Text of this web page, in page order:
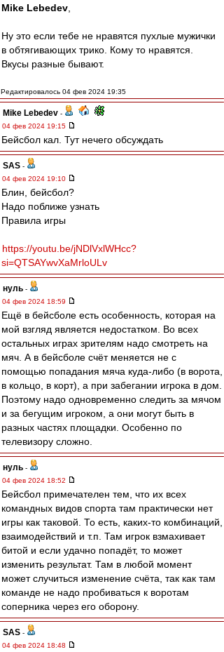
Mike Lebedev
Ну это если тебе не нравятся пухлые мужички
в обтягивающих трико. Кому то нравятся.
Вкусы разные бывают.
Редактировалось 04 фев 2024 19:35
Mike Lebedev -
04 фев 2024 19:15
Бейсбол кал. Тут нечего обсуждать
SAS -
04 фев 2024 19:10
Блин, бейсбол?
Надо поближе узнать
Правила игры
https://youtu.be/jNDlVxlWHcc?
si=QTSAYwvXaMrloULv
нуль -
04 фев 2024 18:59
Ещё в бейсболе есть особенность, которая на
мой взгляд является недостатком. Во всех
остальных играх зрителям надо смотреть на
мяч. А в бейсболе счёт меняется не с
помощью попадания мяча куда-либо (в ворота,
в кольцо, в корт), а при забегании игрока в дом.
Поэтому надо одновременно следить за мячом
и за бегущим игроком, а они могут быть в
разных частях площадки. Особенно по
телевизору сложно.
нуль -
04 фев 2024 18:52
Бейсбол примечателен тем, что их всех
командных видов спорта там практически нет
игры как таковой. То есть, каких-то комбинаций,
взаимодействий и т.п. Там игрок взмахивает
битой и если удачно попадёт, то может
изменить результат. Там в любой момент
может случиться изменение счёта, так как там
команде не надо пробиваться к воротам
соперника через его оборону.
SAS -
04 фев 2024 18:48